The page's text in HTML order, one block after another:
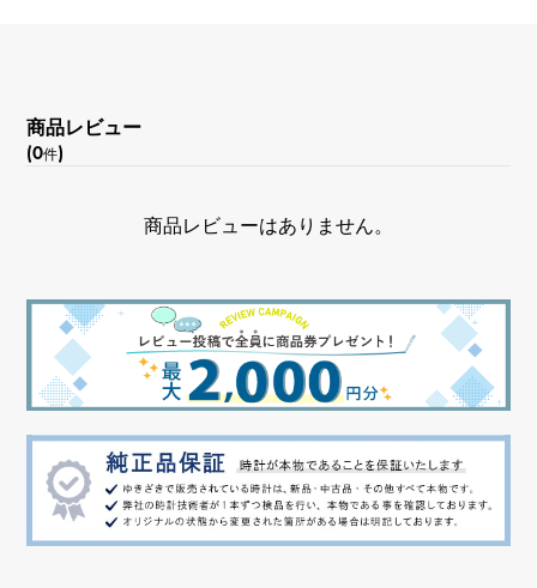
商品レビュー
(0件)
商品レビューはありません。